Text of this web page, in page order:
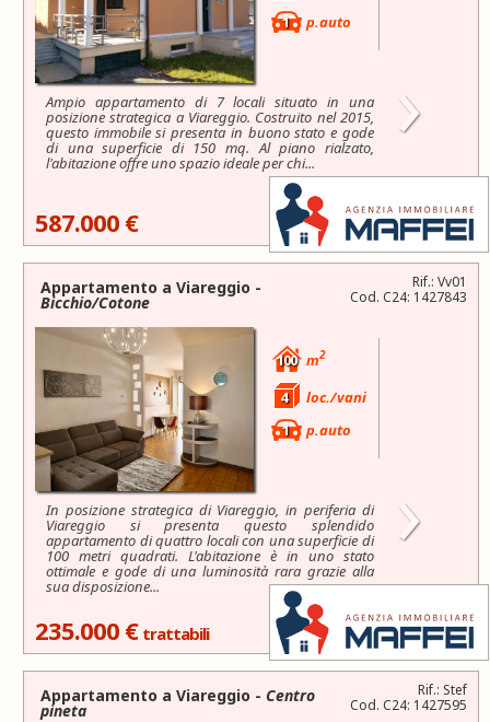
1
p.auto
Ampio appartamento di 7 locali situato in una
posizione strategica a Viareggio. Costruito nel 2015,
questo immobile si presenta in buono stato e gode
di una superficie di 150 mq. Al piano rialzato,
l'abitazione offre uno spazio ideale per chi...
›
587.000 €
Rif.: Vv01
Cod. C24: 1427843
Appartamento a Viareggio -
Bicchio/Cotone
100 m2
4
loc./vani
1
p.auto
In posizione strategica di Viareggio, in periferia di
Viareggio si presenta questo splendido
appartamento di quattro locali con una superficie di
100 metri quadrati. L'abitazione è in uno stato
ottimale e gode di una luminosità rara grazie alla
sua disposizione...
›
235.000 € trattabili
Rif.: Stef
Cod. C24: 1427595
Appartamento a Viareggio - Centro
pineta